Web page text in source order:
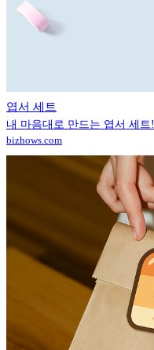
엽서 세트
내 마음대로 만드는 엽서 세트!
bizhows.com